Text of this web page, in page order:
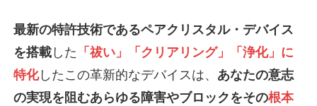
最新の特許技術であるペアクリスタル・デバイス
を搭載した 「祓い」「クリアリング」「浄化」に
特化したこの革新的なデバイスは、 あなたの意志
の実現を阻むあらゆる障害やブロックをその根本